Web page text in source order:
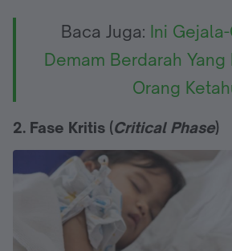
Baca Juga: Ini
Demam Berdarah
Orang
2. Fase Kritis (Critical Phase)